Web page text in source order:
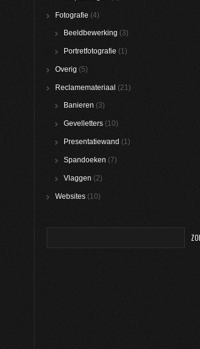
Fotografie (4)
Beeldbewerking (3)
Portretfotografie (1)
Overig (5)
Reclamemateriaal (21)
Banieren (3)
Gevelletters (10)
Presentatiewand (1)
Spandoeken (7)
Vlaggen (2)
Websites (10)